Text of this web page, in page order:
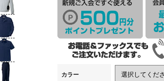
カラー